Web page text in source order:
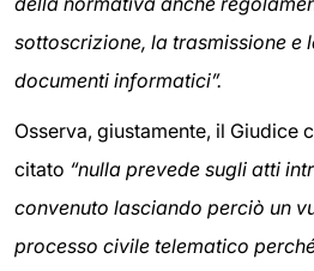
sottoscrizione, la trasmissione e
documenti informatici”.
Osserva, giustamente, il Giudice
citato “nulla prevede sugli atti
convenuto lasciando perciò un
processo civile telematico